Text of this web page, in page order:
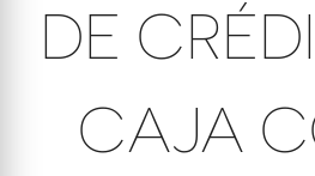
DE
CAJA